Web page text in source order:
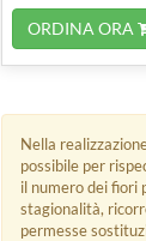
ORDINA ORA
Nella
possibile per
il numero dei fiori
stagionalità,
permesse